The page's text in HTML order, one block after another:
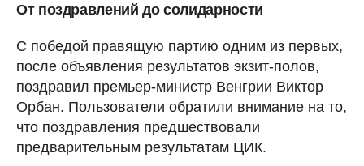
От поздравлений до солидарности
С победой правящую партию одним из первых,
после объявления результатов экзит-полов,
поздравил премьер-министр Венгрии Виктор
Орбан. Пользователи обратили внимание на то,
что поздравления предшествовали
предварительным результатам ЦИК.